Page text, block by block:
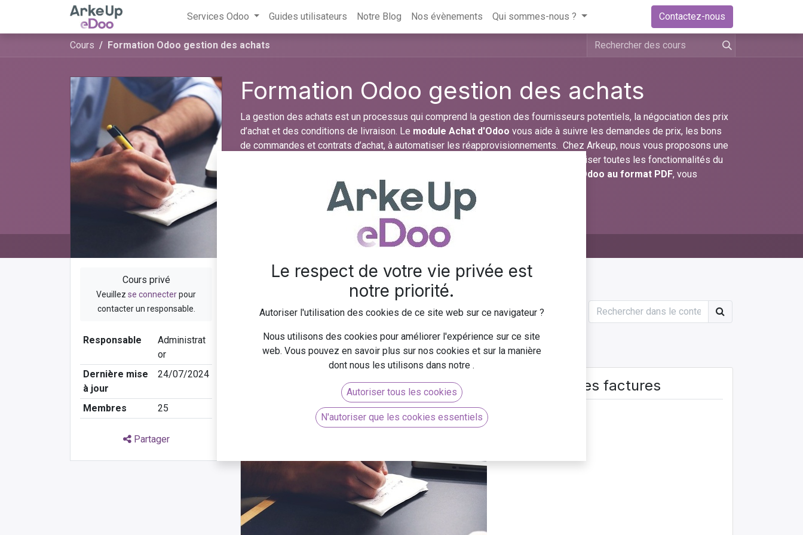
Services Odoo Guides utilisateurs Notre Blog Nos évènements Qui sommes-nous ? Contactez-nous
Cours Formation Odoo gestion des achats
Formation Odoo gestion des achats
La gestion des achats est un processus qui comprend la gestion des fournisseurs potentiels, la négociation des prix
d’achat et des conditions de livraison. Le module Achat d'Odoo vous aide à suivre les demandes de prix, les bons
de commandes et contrats d’achat, à automatiser les réapprovisionnements. Chez Arkeup, nous vous proposons une
vous permettra de maîtriser toutes les fonctionnalités du
formation Odoo au format PDF, vous
permettant de consulter les informations importantes à tout moment.
Cours privé
Veuillez se connecterpour
contacter un responsable.
Responsable
Administrat
or
Dernière mise
à jour
24/07/2024
Membres 25
Partager
Classer par : Le plus récent
Élémentaire Intermédiaire
Règlement des factures
Le respect de votre vie privée est
notre priorité.
Autoriser l'utilisation des cookies de ce site web sur ce navigateur ?
Nous utilisons des cookies pour améliorer l'expérience sur ce site
web. Vous pouvez en savoir plus sur nos cookies et sur la manière
dont nous les utilisons dans notre .
Autoriser tous les cookies
N'autoriser que les cookies essentiels